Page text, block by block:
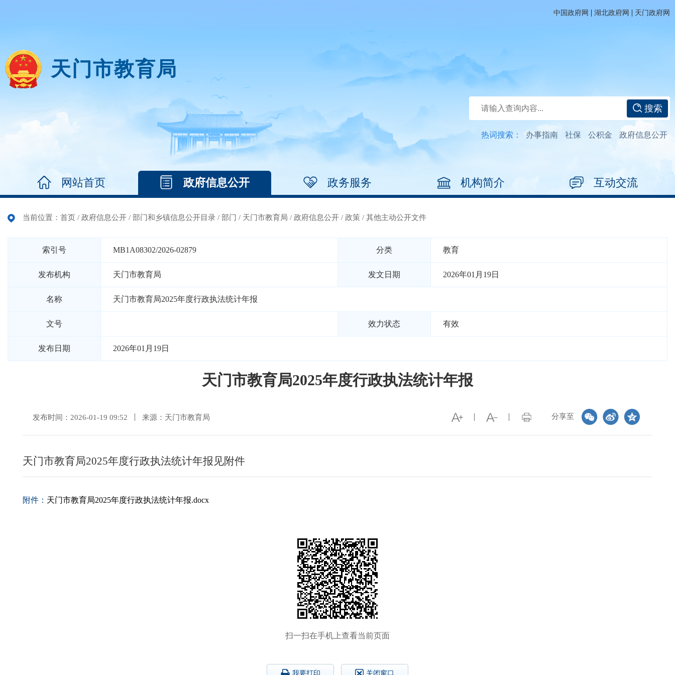
中国政府网 | 湖北政府网 | 天门政府网
天门市教育局
搜索
热词搜索： 办事指南 社保 公积金 政府信息公开
网站首页 政府信息公开 政务服务 机构简介 互动交流
当前位置： 首页 / 政府信息公开 / 部门和乡镇信息公开目录 / 部门 / 天门市教育局 / 政府信息公开 / 政策 / 其他主动公开文件
索引号 MB1A08302/2026-02879 分类 教育
发布机构 天门市教育局 发文日期 2026年01月19日
名称 天门市教育局2025年度行政执法统计年报
文号 效力状态 有效
发布日期 2026年01月19日
天门市教育局2025年度行政执法统计年报
分享至
发布时间：2026-01-19 09:52 来源：天门市教育局
天门市教育局2025年度行政执法统计年报见附件
附件： 天门市教育局2025年度行政执法统计年报.docx
扫一扫在手机上查看当前页面
我要打印 关闭窗口